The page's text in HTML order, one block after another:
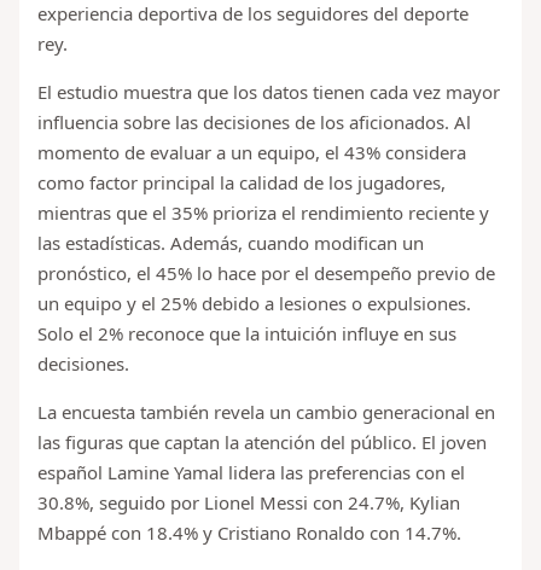
experiencia deportiva de los seguidores del deporte
rey.
El estudio muestra que los datos tienen cada vez mayor
influencia sobre las decisiones de los aficionados. Al
momento de evaluar a un equipo, el 43% considera
como factor principal la calidad de los jugadores,
mientras que el 35% prioriza el rendimiento reciente y
las estadísticas. Además, cuando modifican un
pronóstico, el 45% lo hace por el desempeño previo de
un equipo y el 25% debido a lesiones o expulsiones.
Solo el 2% reconoce que la intuición influye en sus
decisiones.
La encuesta también revela un cambio generacional en
las figuras que captan la atención del público. El joven
español Lamine Yamal lidera las preferencias con el
30.8%, seguido por Lionel Messi con 24.7%, Kylian
Mbappé con 18.4% y Cristiano Ronaldo con 14.7%.